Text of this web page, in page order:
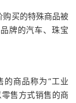
买的特殊商品被
牌的汽车、珠宝
商品称为“工业
售方式销售的商